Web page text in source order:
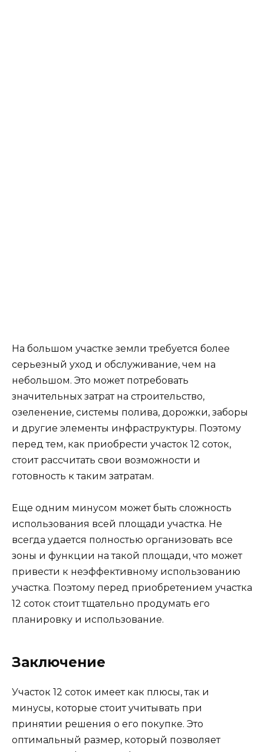
На большом участке земли требуется более
серьезный уход и обслуживание, чем на
небольшом. Это может потребовать
значительных затрат на строительство,
озеленение, системы полива, дорожки, заборы
и другие элементы инфраструктуры. Поэтому
перед тем, как приобрести участок 12 соток,
стоит рассчитать свои возможности и
готовность к таким затратам.
Еще одним минусом может быть сложность
использования всей площади участка. Не
всегда удается полностью организовать все
зоны и функции на такой площади, что может
привести к неэффективному использованию
участка. Поэтому перед приобретением участка
12 соток стоит тщательно продумать его
планировку и использование.
Заключение
Участок 12 соток имеет как плюсы, так и
минусы, которые стоит учитывать при
принятии решения о его покупке. Это
оптимальный размер, который позволяет